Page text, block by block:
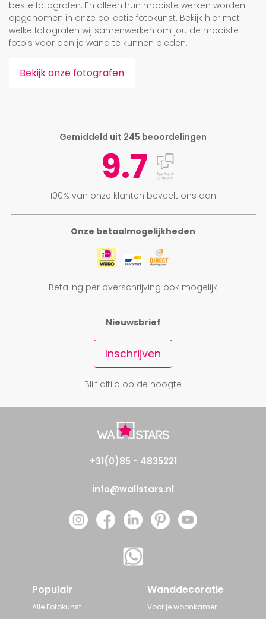
beste fotografen. En alleen hun mooiste werken worden
opgenomen in onze collectie fotokunst. Bekijk hier met
welke fotografen wij samenwerken om jou de mooiste
foto's voor aan je wand te kunnen bieden.
Bekijk onze fotografen
Onze betaalmogelijkheden
Betaling per overschrijving ook mogelijk
Gemiddeld uit 245 beoordelingen
9.7
100% van onze klanten beveelt ons aan
Nieuwsbrief
Inschrijven
Blijf altijd op de hoogte
+31(0)85 - 4835221
info@wallstars.nl
Populair
Alle Fotokunst
Wanddecoratie
Voor je woonkamer